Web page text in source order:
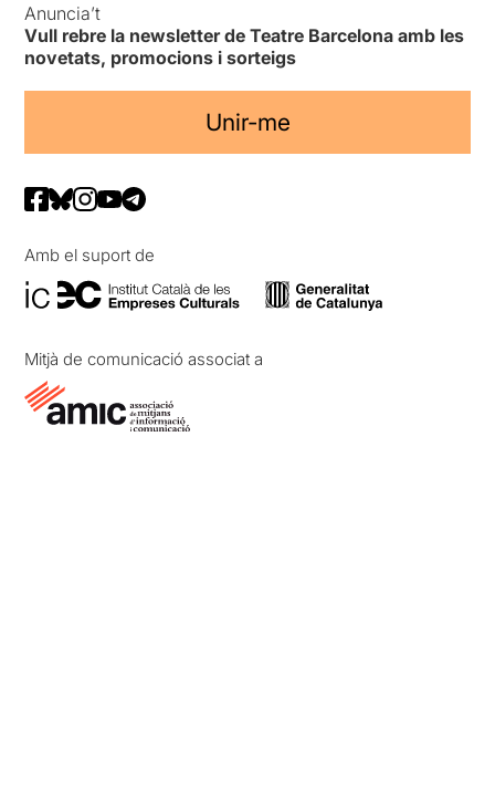
Anuncia’t
Vull rebre la newsletter de Teatre Barcelona amb les
novetats, promocions i sorteigs
Unir-me
Amb el suport de
Mitjà de comunicació associat a